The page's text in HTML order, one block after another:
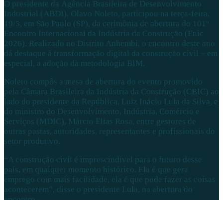
O presidente da Agência Brasileira de Desenvolvimento
Industrial (ABDI), Olavo Noleto, participou na terça-feira,
19/5, em São Paulo (SP), da cerimônia de abertura do 101º
Encontro Internacional da Indústria da Construção (Enic
2026). Realizado no Distrito Anhembi, o encontro deste ano
dá destaque à transformação digital da construção civil – em
especial, a adoção da metodologia BIM.
Noleto compôs a mesa de abertura do evento promovido
pela Câmara Brasileira da Indústria da Construção (CBIC) ao
lado do presidente da República, Luiz Inácio Lula da Silva, e
do ministro do Desenvolvimento, Indústria, Comércio e
Serviços (MDIC), Márcio Elias Rosa, entre gestores de
outras pastas, autoridades, representantes e profissionais do
setor produtivo.
“A construção civil é imprescindível para o futuro desse
país, em qualquer momento histórico. Ela é que gera
emprego com mais facilidade, ela é que pode fazer as coisas
acontecerem”, disse o presidente Lula, na abertura do